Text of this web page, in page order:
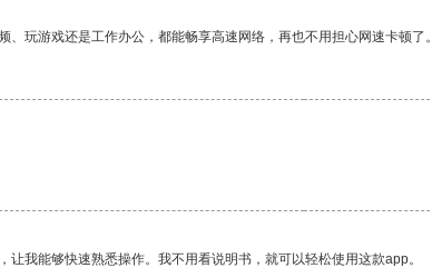
玩游戏还是工作办公，都能畅享高速网络，再也不用担心网速卡顿了。
我能够快速熟悉操作。我不用看说明书，就可以轻松使用这款app。